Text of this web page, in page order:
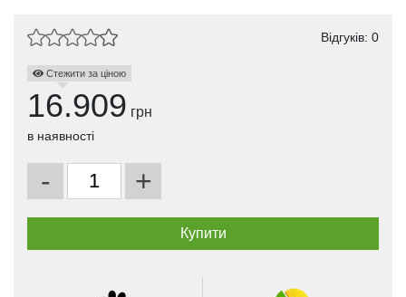
Відгуків: 0
Стежити за ціною
16.909 грн
в наявності
- +